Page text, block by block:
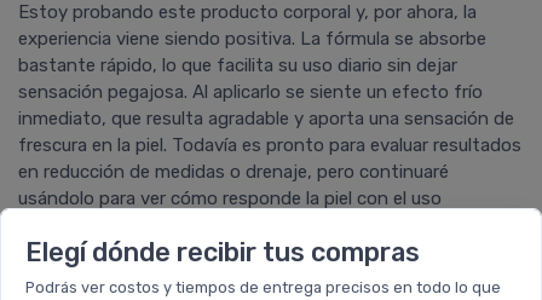
Elegí dónde recibir tus compras
Podrás ver costos y tiempos de entrega precisos en todo lo que
Estoy probando este producto corporal y, por ahora, la
experiencia viene siendo positiva. La fórmula se absorbe
bastante rápido, lo que facilita su uso diario sin dejar
sensación pegajosa. Al aplicarlo se siente un efecto frío
inmediato, que resulta agradable y aporta una sensación de
frescura en la piel. Todavía es pronto para evaluar resultados
en reducción de medidas o drenaje, pero continuaré
usándolo para ver cómo responde la piel con el uso